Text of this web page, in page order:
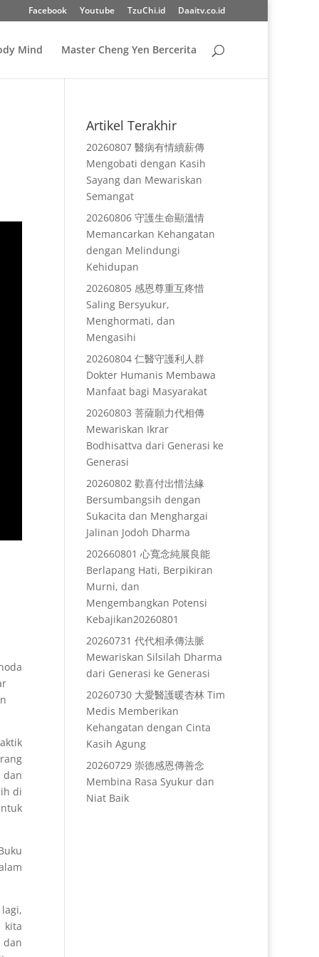
Facebook Youtube TzuChi.id Daaitv.co.id
Mind Master Cheng Yen Bercerita
dan
di
kita
Artikel Terakhir
20260807 醫病有情續薪傳
Mengobati dengan Kasih
Sayang dan Mewariskan
Semangat
20260806 守護生命顯溫情
Memancarkan Kehangatan
dengan Melindungi
Kehidupan
20260805 感恩尊重互疼惜
Saling Bersyukur,
Menghormati, dan
Mengasihi
20260804 仁醫守護利人群
Dokter Humanis Membawa
Manfaat bagi Masyarakat
20260803 菩薩願力代相傳
Mewariskan Ikrar
Bodhisattva dari Generasi ke
Generasi
20260802 歡喜付出惜法緣
Bersumbangsih dengan
Sukacita dan Menghargai
Jalinan Jodoh Dharma
202660801 心寬念純展良能
Berlapang Hati, Berpikiran
Murni, dan
Mengembangkan Potensi
Kebajikan20260801
20260731 代代相承傳法脈
Mewariskan Silsilah Dharma
dari Generasi ke Generasi
20260730 大愛醫護暖杏林 Tim
Medis Memberikan
Kehangatan dengan Cinta
Kasih Agung
20260729 崇德感恩傳善念
Membina Rasa Syukur dan
Niat Baik